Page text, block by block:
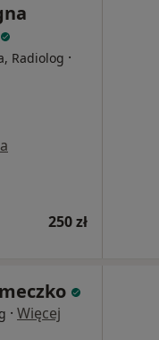
Radiolog ·
250 zł
· Więcej